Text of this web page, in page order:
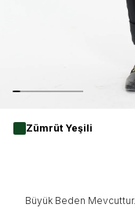
Zümrüt Yeşili
Büyük Beden Mevcuttur.